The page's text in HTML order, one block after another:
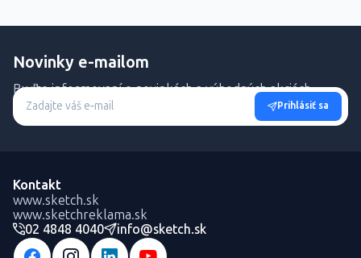
Novinky e-mailom
Buďte informovaní o novinkách a výhodných akciách.
Prihlásiť sa
Kontakt
www.sketch.sk
www.sketchreklama.sk
02 4848 4040
info@sketch.sk